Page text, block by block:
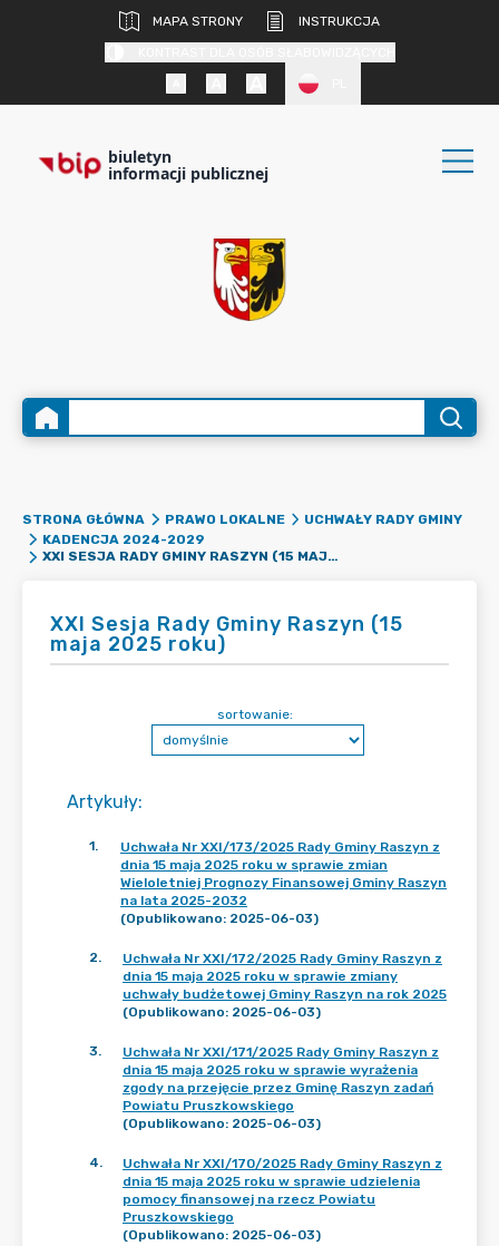
MAPA STRONY
INSTRUKCJA
biuletyn
informacji publicznej
STRONA GŁÓWNA PRAWO LOKALNE
UCHWAŁY RADY GMINY
KADENCJA 2024-2029
XXI SESJA RADY GMINY RASZYN (15 MAJA 2025 ROKU)
XXI Sesja Rady Gminy Raszyn (15
maja 2025 roku)
Artykuły:
sortowanie:
1.
Uchwała Nr XXI/173/2025 Rady Gminy Raszyn z
dnia 15 maja 2025 roku w sprawie zmian
Wieloletniej Prognozy Finansowej Gminy Raszyn
na lata 2025-2032
(Opublikowano: 2025-06-03)
2.
Uchwała Nr XXI/172/2025 Rady Gminy Raszyn z
dnia 15 maja 2025 roku w sprawie zmiany
uchwały budżetowej Gminy Raszyn na rok 2025
(Opublikowano: 2025-06-03)
3.
Uchwała Nr XXI/171/2025 Rady Gminy Raszyn z
dnia 15 maja 2025 roku w sprawie wyrażenia
zgody na przejęcie przez Gminę Raszyn zadań
Powiatu Pruszkowskiego
(Opublikowano: 2025-06-03)
4.
Uchwała Nr XXI/170/2025 Rady Gminy Raszyn z
dnia 15 maja 2025 roku w sprawie udzielenia
pomocy finansowej na rzecz Powiatu
Pruszkowskiego
(Opublikowano: 2025-06-03)